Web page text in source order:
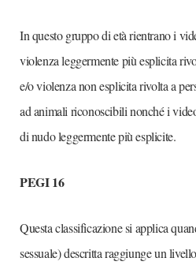
In questo gruppo di età rientrano i
violenza leggermente più esplicita
e/o violenza non esplicita rivolta a
ad animali riconoscibili nonché i
di nudo leggermente più esplicite.
PEGI 16
Questa classificazione si applica
sessuale) descritta raggiunge un